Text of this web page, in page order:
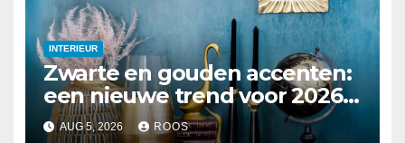
INTERIEUR
Zwarte en gouden accenten:
een nieuwe trend voor 2026
interieurs
AUG 5, 2026 ROOS